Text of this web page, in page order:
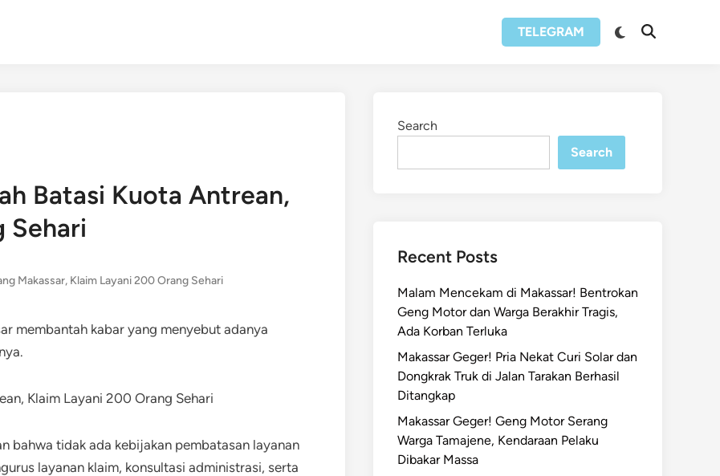
TELEGRAM
Switch
Open
Batasi Kuota Antrean,
Sehari
Makassar, Klaim Layani 200 Orang Sehari
membantah kabar yang menyebut adanya
bahwa tidak ada kebijakan pembatasan layanan
layanan klaim, konsultasi administrasi, serta
Search
Search
Recent Posts
Malam Mencekam di Makassar! Bentrokan
Geng Motor dan Warga Berakhir Tragis,
Ada Korban Terluka
Makassar Geger! Pria Nekat Curi Solar dan
Dongkrak Truk di Jalan Tarakan Berhasil
Ditangkap
Makassar Geger! Geng Motor Serang
Warga Tamajene, Kendaraan Pelaku
Dibakar Massa